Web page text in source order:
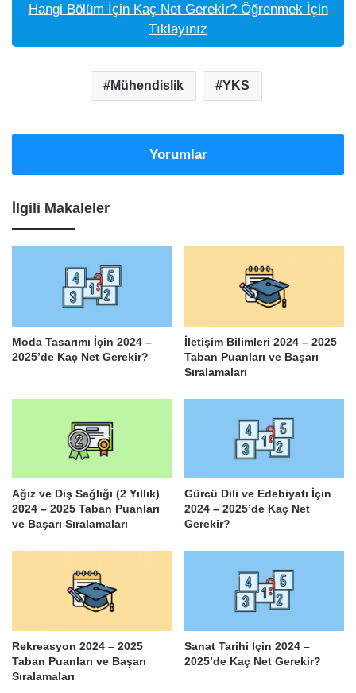
Hangi Bölüm İçin Kaç Net Gerekir? Öğrenmek İçin
Tıklayınız
Mühendislik YKS
Yorumlar
İlgili Makaleler
Moda Tasarımı İçin 2024 –
2025’de Kaç Net Gerekir?
İletişim Bilimleri 2024 – 2025
Taban Puanları ve Başarı
Sıralamaları
Ağız ve Diş Sağlığı (2 Yıllık)
2024 – 2025 Taban Puanları
ve Başarı Sıralamaları
Gürcü Dili ve Edebiyatı İçin
2024 – 2025’de Kaç Net
Gerekir?
Rekreasyon 2024 – 2025
Taban Puanları ve Başarı
Sıralamaları
Sanat Tarihi İçin 2024 –
2025’de Kaç Net Gerekir?